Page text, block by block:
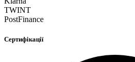
TWINT
PostFinance
Сертифікації